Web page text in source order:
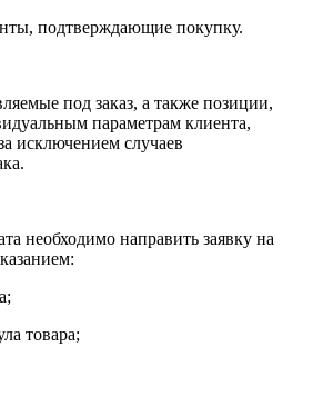
подтверждающие покупку.
под заказ, а также позиции,
параметрам клиента,
исключением случаев
необходимо направить заявку на
товара;